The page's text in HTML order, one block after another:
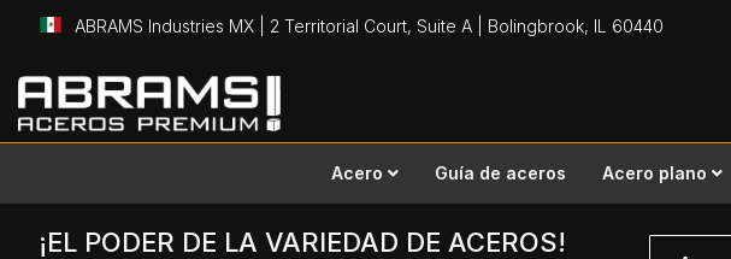
ABRAMS Industries MX | 2 Territorial Court, Suite A | Bolingbrook, IL 60440
Ir
al
contenido
Acero Guía de aceros Acero plano
¡EL PODER DE LA VARIEDAD DE ACEROS!